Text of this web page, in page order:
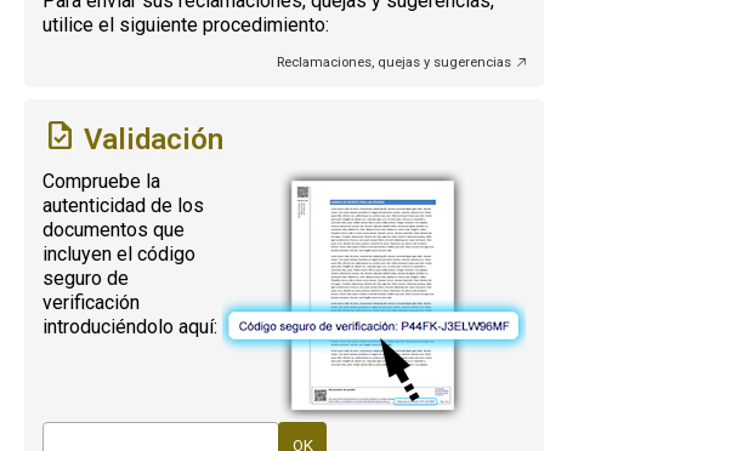
utilice el siguiente procedimiento:
Reclamaciones, quejas y sugerencias
Validación
Compruebe la
autenticidad de los
documentos que
incluyen el código
seguro de
verificación
introduciéndolo aquí: